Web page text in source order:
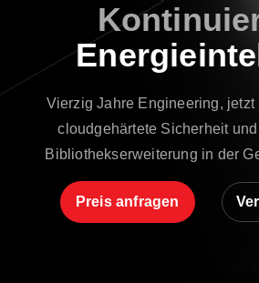
Vierzig Jahre Engineering, jetzt
cloudgehärtete Sicherheit
Bibliothekserweiterung in der
Preis anfragen